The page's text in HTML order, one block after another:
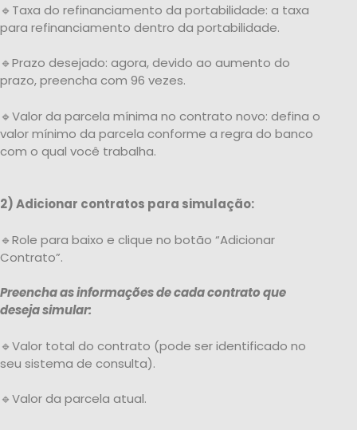
🔹Taxa do refinanciamento da portabilidade: a taxa
para refinanciamento dentro da portabilidade.
🔹Prazo desejado: agora, devido ao aumento do
prazo, preencha com 96 vezes.
🔹Valor da parcela mínima no contrato novo: defina o
valor mínimo da parcela conforme a regra do banco
com o qual você trabalha.
2) Adicionar contratos para simulação:
🔹Role para baixo e clique no botão “Adicionar
Contrato”.
Preencha as informações de cada contrato que
deseja simular:
🔹Valor total do contrato (pode ser identificado no
seu sistema de consulta).
🔹Valor da parcela atual.